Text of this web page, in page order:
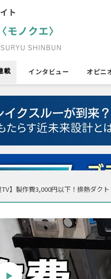
載 インタビュー オピニ
TV】製作費3,000円以下！排熱ダ